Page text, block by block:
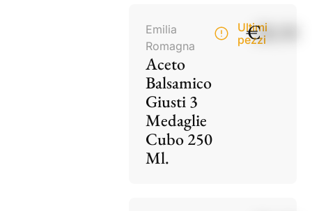
Emilia
Romagna
Aceto
Balsamico
Giusti 3
Medaglie
Cubo 250
Ml.
Ultimi
pezzi
€28,50